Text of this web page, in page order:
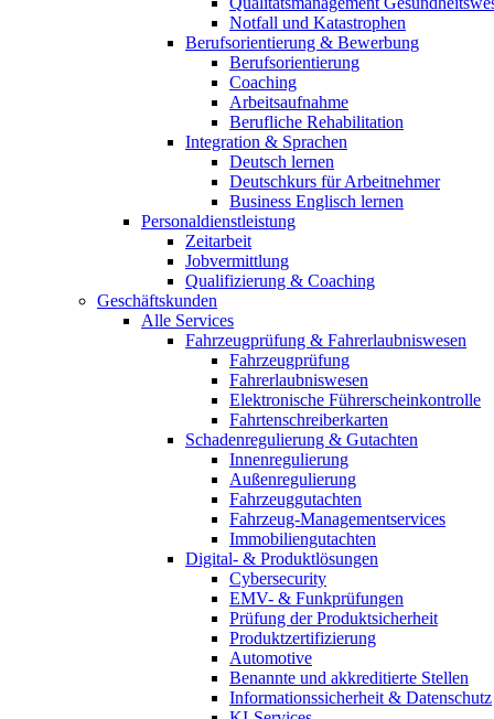
Notfall und Katastrophen
Berufsorientierung & Bewerbung
Berufsorientierung
Coaching
Arbeitsaufnahme
Berufliche Rehabilitation
Integration & Sprachen
Deutsch lernen
Deutschkurs für Arbeitnehmer
Business Englisch lernen
Personaldienstleistung
Zeitarbeit
Jobvermittlung
Qualifizierung & Coaching
Geschäftskunden
Alle Services
Fahrzeugprüfung & Fahrerlaubniswesen
Fahrzeugprüfung
Fahrerlaubniswesen
Elektronische Führerscheinkontrolle
Fahrtenschreiberkarten
Schadenregulierung & Gutachten
Innenregulierung
Außenregulierung
Fahrzeuggutachten
Fahrzeug-Managementservices
Immobiliengutachten
Digital- & Produktlösungen
Cybersecurity
EMV- & Funkprüfungen
Prüfung der Produktsicherheit
Produktzertifizierung
Automotive
Benannte und akkreditierte Stellen
Informationssicherheit & Datenschutz